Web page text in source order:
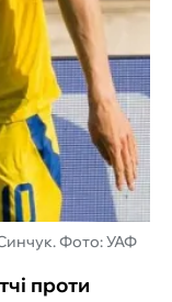
Фото: УАФ
проти